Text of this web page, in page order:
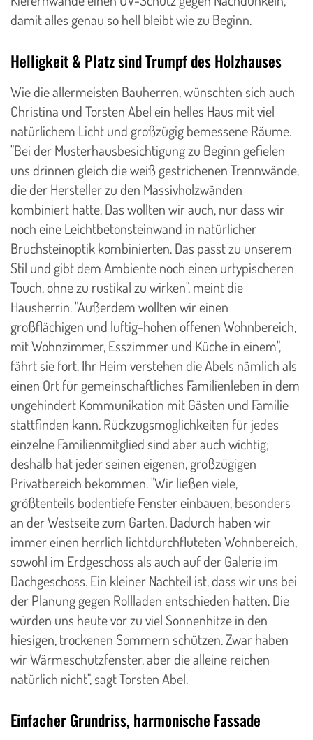
damit alles genau so hell bleibt wie zu Beginn.
Helligkeit & Platz sind Trumpf des Holzhauses
Wie die allermeisten Bauherren, wünschten sich auch
Christina und Torsten Abel ein helles Haus mit viel
natürlichem Licht und großzügig bemessene Räume.
"Bei der Musterhausbesichtigung zu Beginn gefielen
uns drinnen gleich die weiß gestrichenen Trennwände,
die der Hersteller zu den Massivholzwänden
kombiniert hatte. Das wollten wir auch, nur dass wir
noch eine Leichtbetonsteinwand in natürlicher
Bruchsteinoptik kombinierten. Das passt zu unserem
Stil und gibt dem Ambiente noch einen urtypischeren
Touch, ohne zu rustikal zu wirken", meint die
Hausherrin. "Außerdem wollten wir einen
großflächigen und luftig-hohen offenen Wohnbereich,
mit Wohnzimmer, Esszimmer und Küche in einem",
fährt sie fort. Ihr Heim verstehen die Abels nämlich als
einen Ort für gemeinschaftliches Familienleben in dem
ungehindert Kommunikation mit Gästen und Familie
stattfinden kann. Rückzugsmöglichkeiten für jedes
einzelne Familienmitglied sind aber auch wichtig;
deshalb hat jeder seinen eigenen, großzügigen
Privatbereich bekommen. "Wir ließen viele,
größtenteils bodentiefe Fenster einbauen, besonders
an der Westseite zum Garten. Dadurch haben wir
immer einen herrlich lichtdurchfluteten Wohnbereich,
sowohl im Erdgeschoss als auch auf der Galerie im
Dachgeschoss. Ein kleiner Nachteil ist, dass wir uns bei
der Planung gegen Rollladen entschieden hatten. Die
würden uns heute vor zu viel Sonnenhitze in den
hiesigen, trockenen Sommern schützen. Zwar haben
wir Wärmeschutzfenster, aber die alleine reichen
natürlich nicht", sagt Torsten Abel.
Einfacher Grundriss, harmonische Fassade